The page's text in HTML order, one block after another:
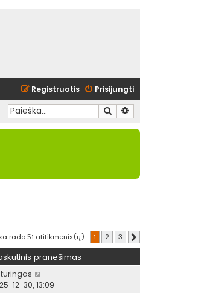
Prisijungti
Registruotis
Ieškoti
rado 51 atitikmenis(ų) 1 2 3
pranešimas
12-30, 13:09